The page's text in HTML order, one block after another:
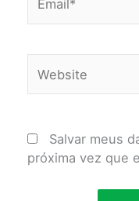
Salvar meus
próxima vez que